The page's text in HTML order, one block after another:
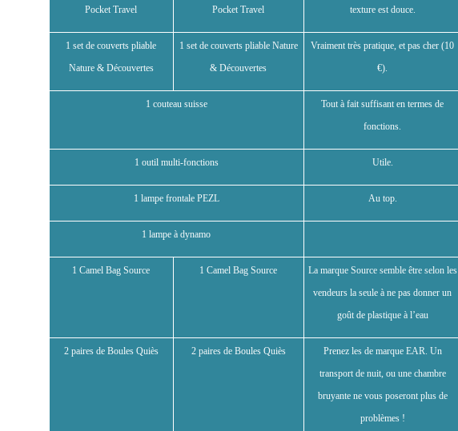
Pocket Travel
Pocket Travel
texture est douce.
1 set de couverts pliable
Nature & Découvertes
1 set de couverts pliable Nature
& Découvertes
Vraiment très pratique, et pas cher (10
€).
1 couteau suisse
Tout à fait suffisant en termes de
fonctions.
1 outil multi-fonctions Utile.
1 lampe frontale PEZL Au top.
1 lampe à dynamo
1 Camel Bag Source 1 Camel Bag Source
La marque Source semble être selon les
vendeurs la seule à ne pas donner un
goût de plastique à l’eau
2 paires de Boules Quiès 2 paires de Boules Quiès
Prenez les de marque EAR. Un
transport de nuit, ou une chambre
bruyante ne vous poseront plus de
problèmes !